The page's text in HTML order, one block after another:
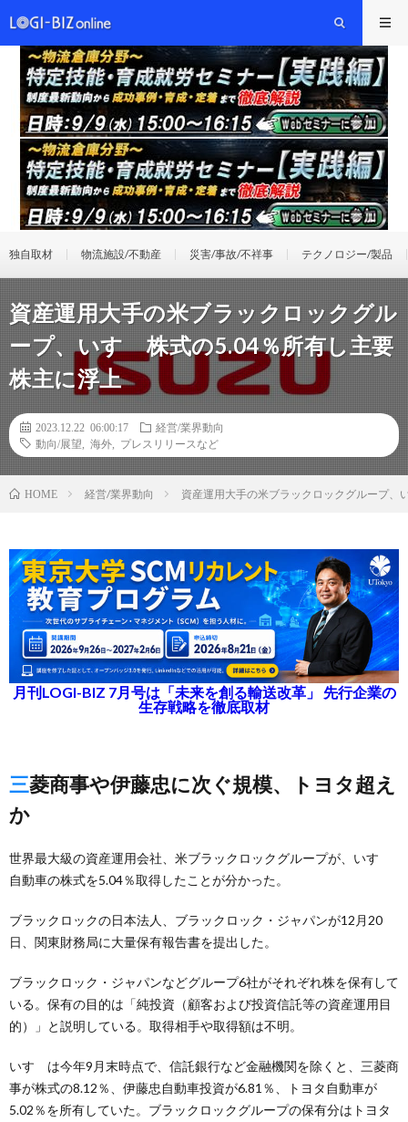
独自取材 物流施設/不動産 災害/事故/不祥事 テクノロジー/製品
資産運用大手の米ブラックロックグル
ープ、いすゞ株式の5.04％所有し主要
株主に浮上
2023.12.22 06:00:17
経営/業界動向
動向/展望
海外 プレスリリースなど
HOME 経営/業界動向 資産運用大手の米ブラックロックグループ、
月刊LOGI-BIZ 7月号は「未来を創る輸送改革」 先行企業の
生存戦略を徹底取材
三菱商事や伊藤忠に次ぐ規模、トヨタ超え
か
世界最大級の資産運用会社、米ブラックロックグループが、いすゞ
自動車の株式を5.04％取得したことが分かった。
ブラックロックの日本法人、ブラックロック・ジャパンが12月20
日、関東財務局に大量保有報告書を提出した。
ブラックロック・ジャパンなどグループ6社がそれぞれ株を保有して
いる。保有の目的は「純投資（顧客および投資信託等の資産運用目
的）」と説明している。取得相手や取得額は不明。
いすゞは今年9月末時点で、信託銀行など金融機関を除くと、三菱商
事が株式の8.12％、伊藤忠自動車投資が6.81％、トヨタ自動車が
5.02％を所有していた。ブラックロックグループの保有分はトヨタ